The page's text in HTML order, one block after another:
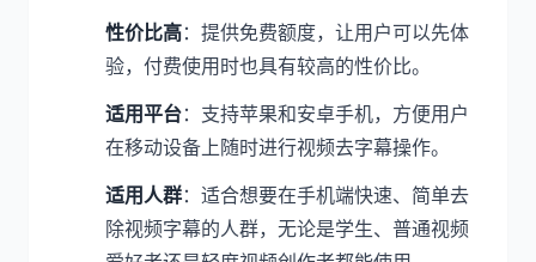
性价比高：提供免费额度，让用户可以先体
验，付费使用时也具有较高的性价比。
适用平台：支持苹果和安卓手机，方便用户
在移动设备上随时进行视频去字幕操作。
适用人群：适合想要在手机端快速、简单去
除视频字幕的人群，无论是学生、普通视频